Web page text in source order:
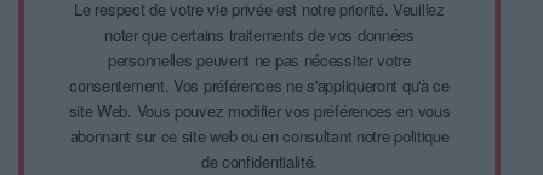
Le respect de votre vie privée est notre priorité. Veuillez
noter que certains traitements de vos données
personnelles peuvent ne pas nécessiter votre
consentement. Vos préférences ne s'appliqueront qu'à ce
site Web. Vous pouvez modifier vos préférences en vous
abonnant sur ce site web ou en consultant notre politique
de confidentialité.